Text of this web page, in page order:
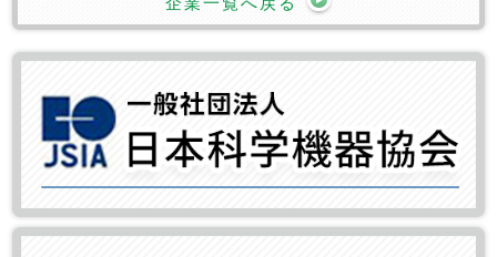
企業一覧へ戻る